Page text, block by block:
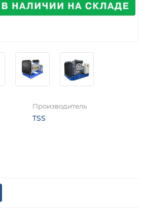
Производитель
TSS